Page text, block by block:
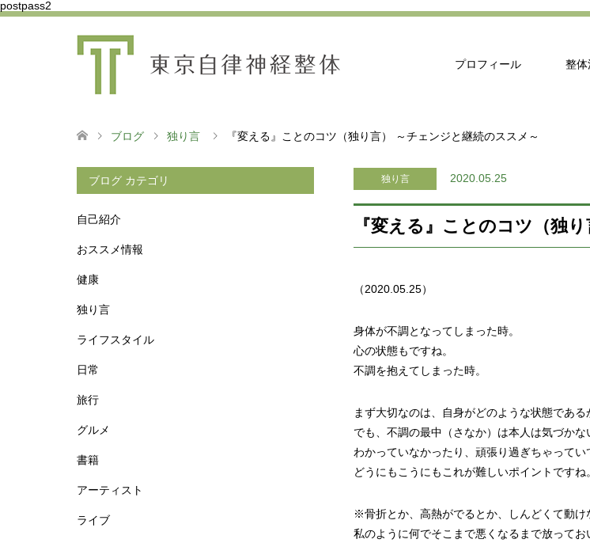
postpass2
プロフィール 整体
ブログ 独り言 『変える』ことのコツ（独り言） ～チェンジと継続のススメ～
独り言 2020.05.25
『変える』ことのコツ（独
（2020.05.25）
身体が不調となってしまった時。
心の状態もですね。
不調を抱えてしまった時。
まず大切なのは、自身がどのような状態である
でも、不調の最中（さなか）は本人は気づかな
わかっていなかったり、頑張り過ぎちゃってい
どうにもこうにもこれが難しいポイントですね
※骨折とか、高熱がでるとか、しんどくて動け
私のように何でそこまで悪くなるまで放ってお
ブログ カテゴリ
自己紹介
おススメ情報
健康
独り言
ライフスタイル
日常
旅行
グルメ
書籍
アーティスト
ライブ